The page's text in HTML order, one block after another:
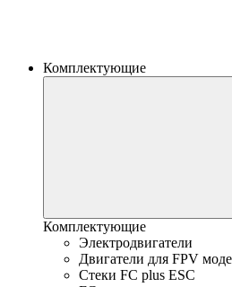
Комплектующие
Комплектующие
Электродвигатели
Двигатели для FPV
Стеки FC plus ESC